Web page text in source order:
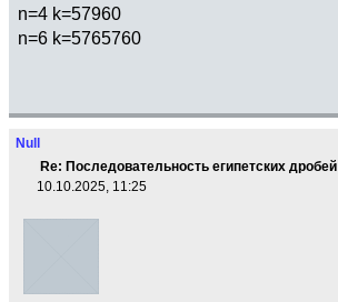
n=4 k=57960
n=6 k=5765760
Null
Re: Последовательность египетских дробей
10.10.2025, 11:25